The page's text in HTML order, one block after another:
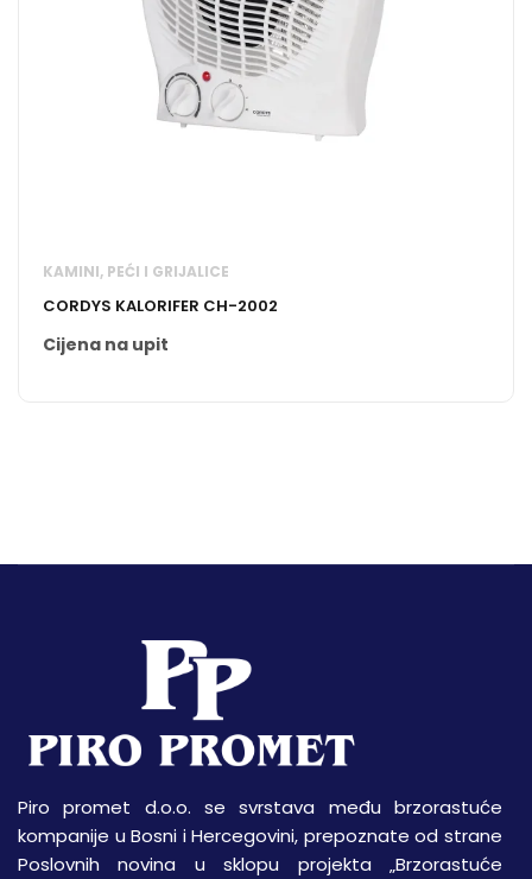
KAMINI, PEĆI I GRIJALICE
CORDYS KALORIFER CH-2002
Cijena na upit
Piro promet d.o.o. se svrstava među brzorastuće
kompanije u Bosni i Hercegovini, prepoznate od strane
Poslovnih novina u sklopu projekta „Brzorastuće